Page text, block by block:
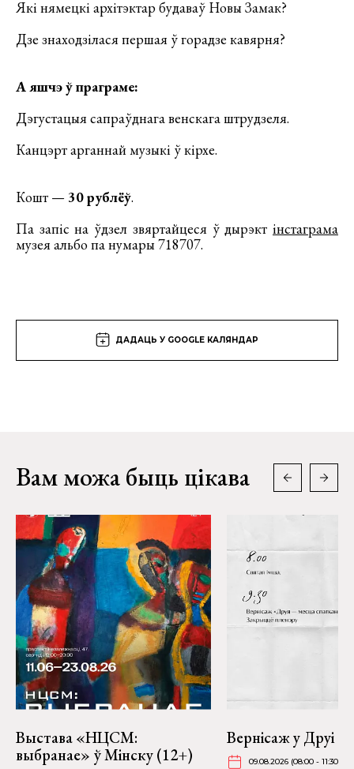
Які нямецкі архітэктар будаваў Новы Замак?
Дзе знаходзілася першая ў горадзе кавярня?
А яшчэ ў праграме:
Дэгустацыя сапраўднага венскага штрудзеля.
Канцэрт арганнай музыкі ў кірхе.
Кошт — 30 рублёў.
Па запіс на ўдзел звяртайцеся ў дырэкт інстаграма
музея альбо па нумары 718707.
ДАДАЦЬ У GOOGLE КАЛЯНДАР
Вам можа быць цікава
Выстава «НЦСМ:
выбранае» ў Мінску (12+)
Вернісаж у Друі
09.08.2026 (08:00 - 11:30)